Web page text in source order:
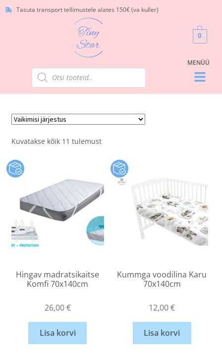
Tasuta transport tellimustele alates 150€ (va kuller)
0
Kuvatakse kõik 11 tulemust
Hingav madratsikaitse
Komfi 70x140cm
26,00€
Lisa korvi
Kummga voodilina Karu
70x140cm
12,00€
Lisa korvi